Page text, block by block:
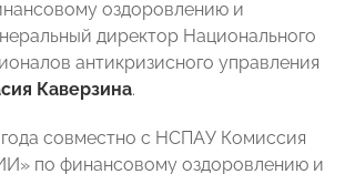
оздоровлению и
директор Национального
антикризисного управления
Каверзина.
совместно с НСПАУ Комиссия
по финансовому оздоровлению и